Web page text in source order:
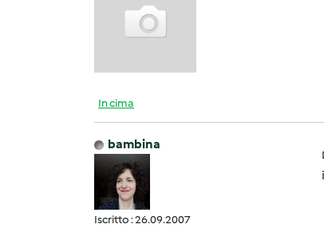
In cima
bambina
Iscritto : 26.09.2007